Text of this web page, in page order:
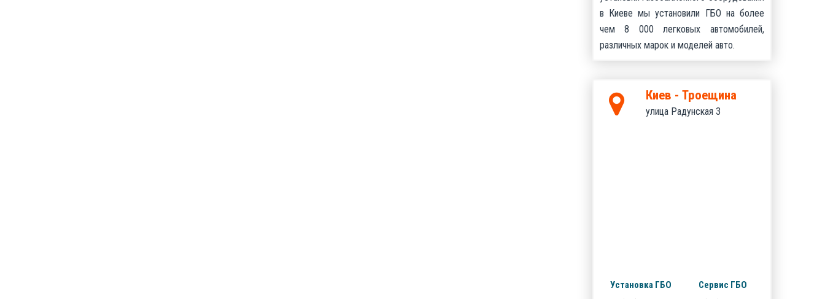
в Киеве мы установили ГБО на более
чем 8 000 легковых автомобилей,
различных марок и моделей авто.
Киев - Троещина
улица Радунская 3
Установка ГБО Сервис ГБО